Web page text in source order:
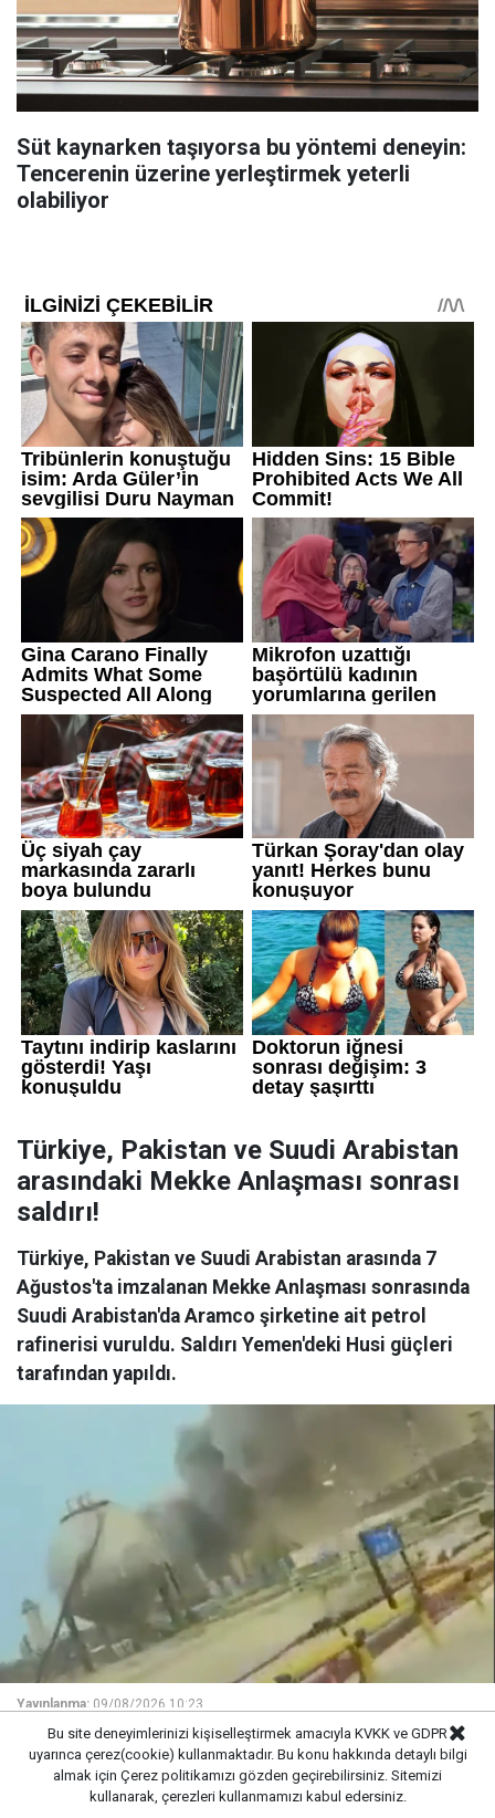
Süt kaynarken taşıyorsa bu yöntemi deneyin:
Tencerenin üzerine yerleştirmek yeterli
olabiliyor
Türkiye, Pakistan ve Suudi Arabistan
arasındaki Mekke Anlaşması sonrası
saldırı!
Türkiye, Pakistan ve Suudi Arabistan arasında 7
Ağustos'ta imzalanan Mekke Anlaşması sonrasında
Suudi Arabistan'da Aramco şirketine ait petrol
rafinerisi vuruldu. Saldırı Yemen'deki Husi güçleri
tarafından yapıldı.
Yayınlanma: 09/08/2026 10:23
Bu site deneyimlerinizi kişiselleştirmek amacıyla KVKK ve GDPR
uyarınca çerez(cookie) kullanmaktadır. Bu konu hakkında detaylı bilgi
almak için Çerez politikamızı gözden geçirebilirsiniz. Sitemizi
kullanarak, çerezleri kullanmamızı kabul edersiniz.